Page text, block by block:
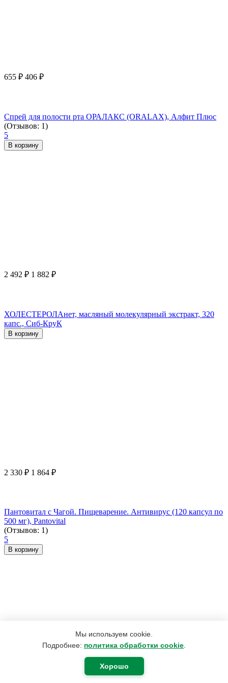
Мы используем cookie.
Подробнее: политика обработки cookie
Хорошо
655 ₽ 406 ₽
Спрей для полости рта ОРАЛАКС (ORALAX), Алфит Плюс
(Отзывов: 1)
5
В корзину
2 492 ₽ 1 882 ₽
ХОЛЕСТЕРОЛАнет, масляный молекулярный экстракт, 320
капс., Сиб-КруК
В корзину
2 330 ₽ 1 864 ₽
Пантовитал с Чагой. Пищеварение. Антивирус (120 капсул по
500 мг), Pantovital
(Отзывов: 1)
5
В корзину